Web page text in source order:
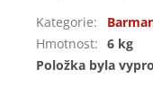
Kategorie:
Hmotnost: 6 kg
Položka byla